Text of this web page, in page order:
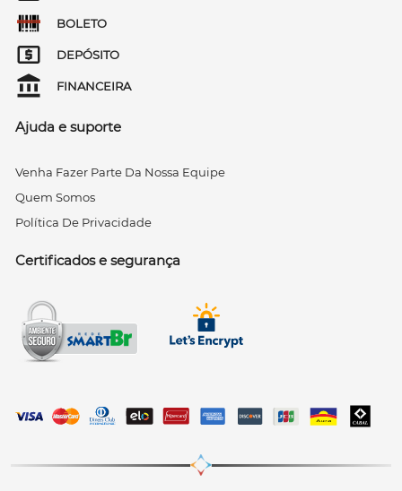
BOLETO
DEPÓSITO
FINANCEIRA
Ajuda e suporte
Venha Fazer Parte Da Nossa Equipe
Quem Somos
Política De Privacidade
Certificados e segurança